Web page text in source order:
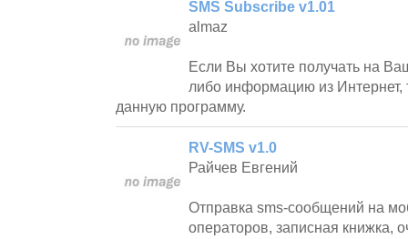
SMS Subscribe v1.01
almaz
Если Вы хотите получать на
либо информацию из Интернет,
данную программу.
RV-SMS v1.0
Райчев Евгений
Отправка sms-сообщений на
операторов, записная книжка,